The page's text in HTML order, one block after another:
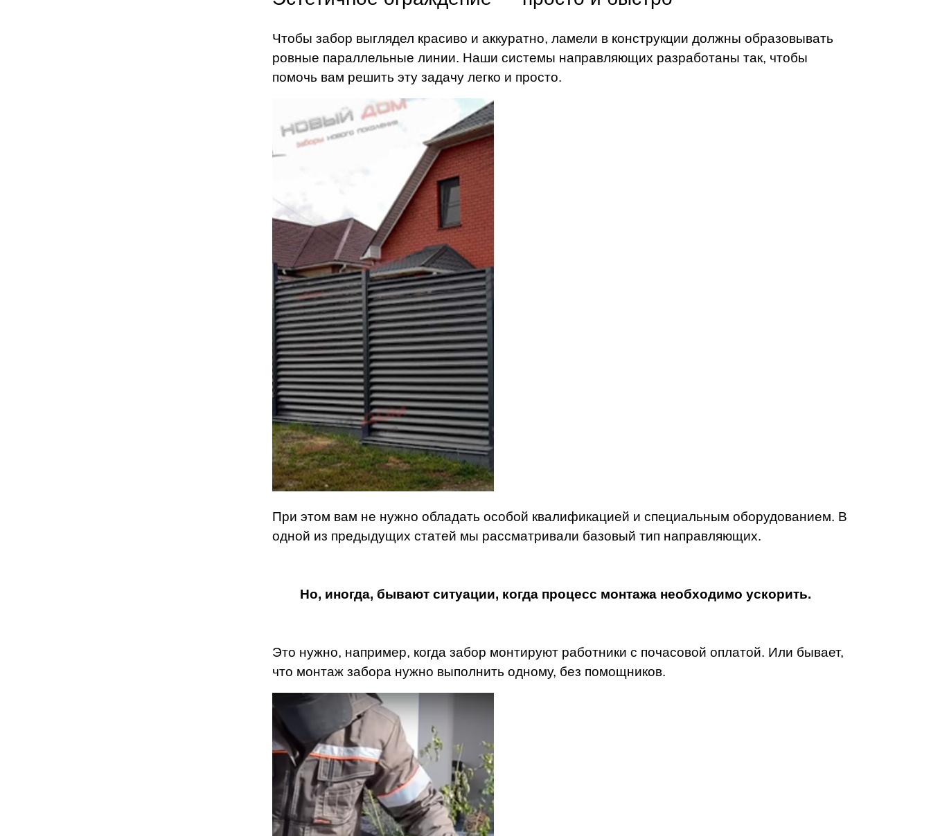
Чтобы забор выглядел красиво и аккуратно, ламели в конструкции должны образовывать
ровные параллельные линии. Наши системы направляющих разработаны так, чтобы
помочь вам решить эту задачу легко и просто.
При этом вам не нужно обладать особой квалификацией и специальным оборудованием. В
одной из предыдущих статей мы рассматривали базовый тип направляющих.
Но, иногда, бывают ситуации, когда процесс монтажа необходимо ускорить.
Это нужно, например, когда забор монтируют работники с почасовой оплатой. Или бывает,
что монтаж забора нужно выполнить одному, без помощников.